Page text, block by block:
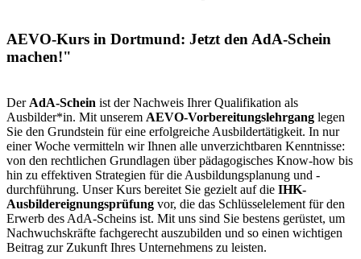
AEVO-Kurs in Dortmund: Jetzt den AdA-Schein
machen!"
Der AdA-Schein ist der Nachweis Ihrer Qualifikation als
Ausbilder*in. Mit unserem AEVO-Vorbereitungslehrgang legen
Sie den Grundstein für eine erfolgreiche Ausbildertätigkeit. In nur
einer Woche vermitteln wir Ihnen alle unverzichtbaren Kenntnisse:
von den rechtlichen Grundlagen über pädagogisches Know-how bis
hin zu effektiven Strategien für die Ausbildungsplanung und -
durchführung. Unser Kurs bereitet Sie gezielt auf die IHK-
Ausbildereignungsprüfung vor, die das Schlüsselelement für den
Erwerb des AdA-Scheins ist. Mit uns sind Sie bestens gerüstet, um
Nachwuchskräfte fachgerecht auszubilden und so einen wichtigen
Beitrag zur Zukunft Ihres Unternehmens zu leisten.